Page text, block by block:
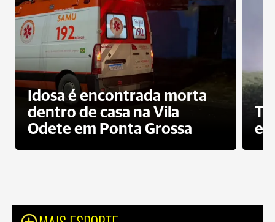
Idosa é encontrada morta
dentro de casa na Vila
Odete em Ponta Grossa
e